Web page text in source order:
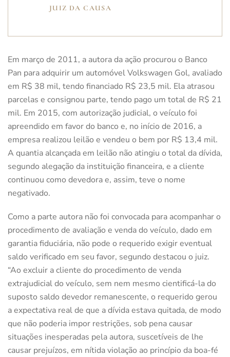
JUIZ DA CAUSA
Em março de 2011, a autora da ação procurou o Banco
Pan para adquirir um automóvel Volkswagen Gol, avaliado
em R$ 38 mil, tendo financiado R$ 23,5 mil. Ela atrasou
parcelas e consignou parte, tendo pago um total de R$ 21
mil. Em 2015, com autorização judicial, o veículo foi
apreendido em favor do banco e, no início de 2016, a
empresa realizou leilão e vendeu o bem por R$ 13,4 mil.
A quantia alcançada em leilão não atingiu o total da dívida,
segundo alegação da instituição financeira, e a cliente
continuou como devedora e, assim, teve o nome
negativado.
Como a parte autora não foi convocada para acompanhar o
procedimento de avaliação e venda do veículo, dado em
garantia fiduciária, não pode o requerido exigir eventual
saldo verificado em seu favor, segundo destacou o juiz.
“Ao excluir a cliente do procedimento de venda
extrajudicial do veículo, sem nem mesmo cientificá-la do
suposto saldo devedor remanescente, o requerido gerou
a expectativa real de que a dívida estava quitada, de modo
que não poderia impor restrições, sob pena causar
situações inesperadas pela autora, suscetíveis de lhe
causar prejuízos, em nítida violação ao princípio da boa-fé